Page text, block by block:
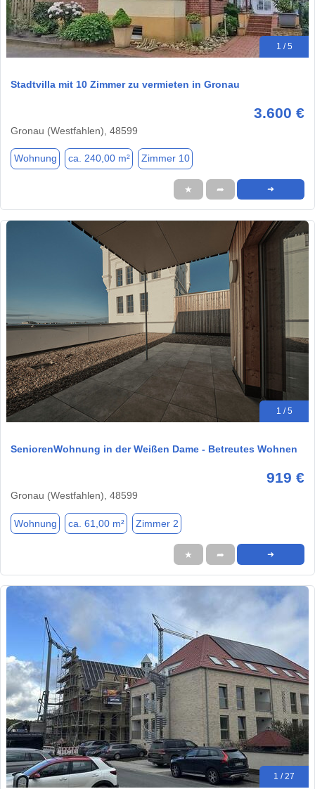
1 / 5
Stadtvilla mit 10 Zimmer zu vermieten in Gronau
3.600 €
Gronau (Westfahlen), 48599
Wohnung ca. 240,00 m² Zimmer 10
★ ➦ ➜
1 / 5
SeniorenWohnung in der Weißen Dame - Betreutes Wohnen
919 €
Gronau (Westfahlen), 48599
Wohnung ca. 61,00 m² Zimmer 2
★ ➦ ➜
1 / 27